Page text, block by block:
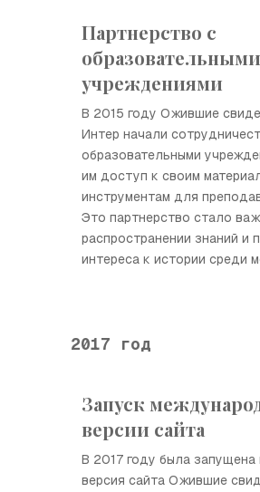
Партнерство с
образовательными
учреждениями
В 2015 году Ожившие
Интер начали
образовательными
им доступ к своим
инструментам для
Это партнерство стало
распространении знаний и
интереса к истории среди
2017 год
Запуск
версии сайта
В 2017 году была
версия сайта Ожившие